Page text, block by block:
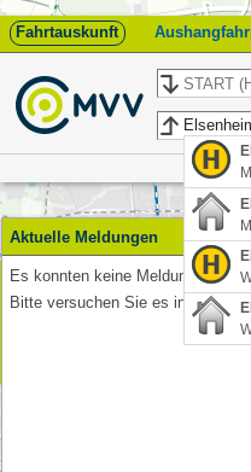
Fahrtauskunft
Start
Ziel
Feedback
Aktuelle Meldungen
Es konnten keine Meldungen
Bitte versuchen Sie es in Kürze